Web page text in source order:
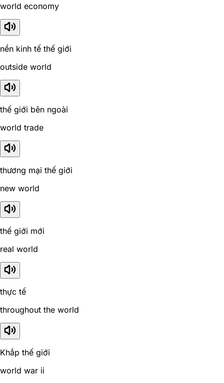
world economy
nền kinh tế thế giới
outside world
thế giới bên ngoài
world trade
thương mại thế giới
new world
thế giới mới
real world
thực tế
throughout the world
Khắp thế giới
world war ii